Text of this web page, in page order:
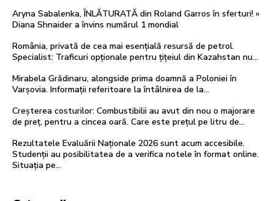
Aryna Sabalenka, ÎNLĂTURATĂ din Roland Garros în sferturi! »
Diana Shnaider a învins numărul 1 mondial
România, privată de cea mai esențială resursă de petrol.
Specialist: Traficuri opționale pentru țițeiul din Kazahstan nu…
Mirabela Grădinaru, alongside prima doamnă a Poloniei în
Varșovia. Informații referitoare la întâlnirea de la…
Creșterea costurilor: Combustibilii au avut din nou o majorare
de preț, pentru a cincea oară. Care este prețul pe litru de…
Rezultatele Evaluării Naționale 2026 sunt acum accesibile.
Studenții au posibilitatea de a verifica notele în format online.
Situația pe…